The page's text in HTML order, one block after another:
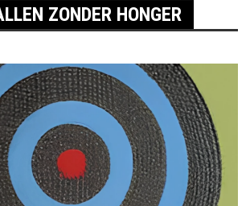
ZONDER HONGER